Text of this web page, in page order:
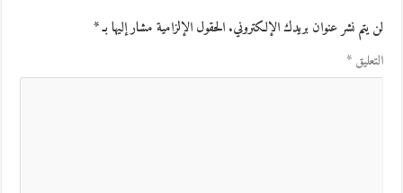
لن يتم نشر عنوان بريدك الإلكتروني.الحقول الإلزامية مشار إليها بـ*
التعليق*